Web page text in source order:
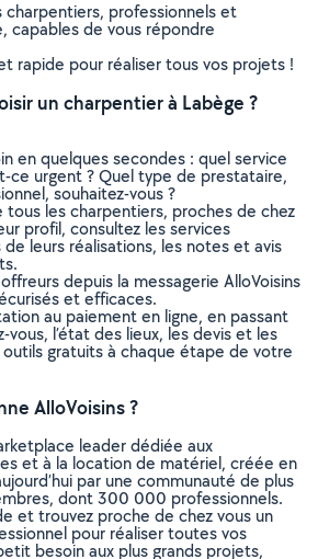
charpentiers, professionnels et
capables de vous répondre
rapide pour réaliser tous vos projets !
un charpentier à Labège ?
en quelques secondes : quel service
ce urgent ? Quel type de prestataire,
souhaitez-vous ?
tous les charpentiers, proches de chez
profil, consultez les services
leurs réalisations, les notes et avis
depuis la messagerie AlloVoisins
et efficaces.
au paiement en ligne, en passant
vous, l’état des lieux, les devis et les
gratuits à chaque étape de votre
AlloVoisins ?
leader dédiée aux
et à la location de matériel, créée en
par une communauté de plus
dont 300 000 professionnels.
et trouvez proche de chez vous un
pour réaliser toutes vos
besoin aux plus grands projets,